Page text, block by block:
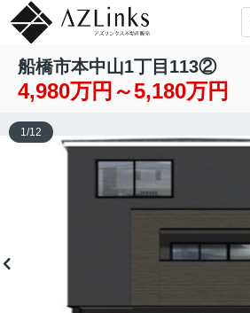
船橋市本中山1丁目113②
4,980万円～5,180万円
1/12